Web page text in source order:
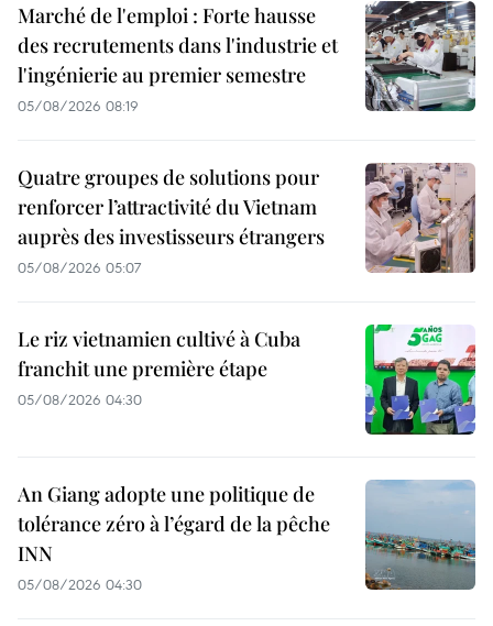
agricoles,
d'aliments
pour
de
matériaux
industriels
de
minéraux.
Tandis
les
principaux
produits
produits
agricoles,
d'aliments
animaux,
de
matériaux
et
de
minéraux.
que
les
principaux
produits
Marché de l'emploi : Forte hausse
des recrutements dans l'industrie et
l'ingénierie au premier semestre
05/08/2026 08:19
Quatre groupes de solutions pour
renforcer l’attractivité du Vietnam
auprès des investisseurs étrangers
05/08/2026 05:07
Le riz vietnamien cultivé à Cuba
franchit une première étape
05/08/2026 04:30
An Giang adopte une politique de
tolérance zéro à l’égard de la pêche
INN
05/08/2026 04:30